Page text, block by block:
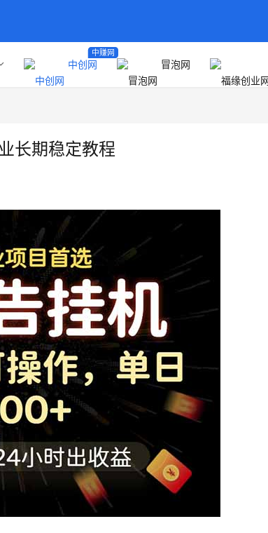
中创网
中赚网
冒泡网
长期稳定教程